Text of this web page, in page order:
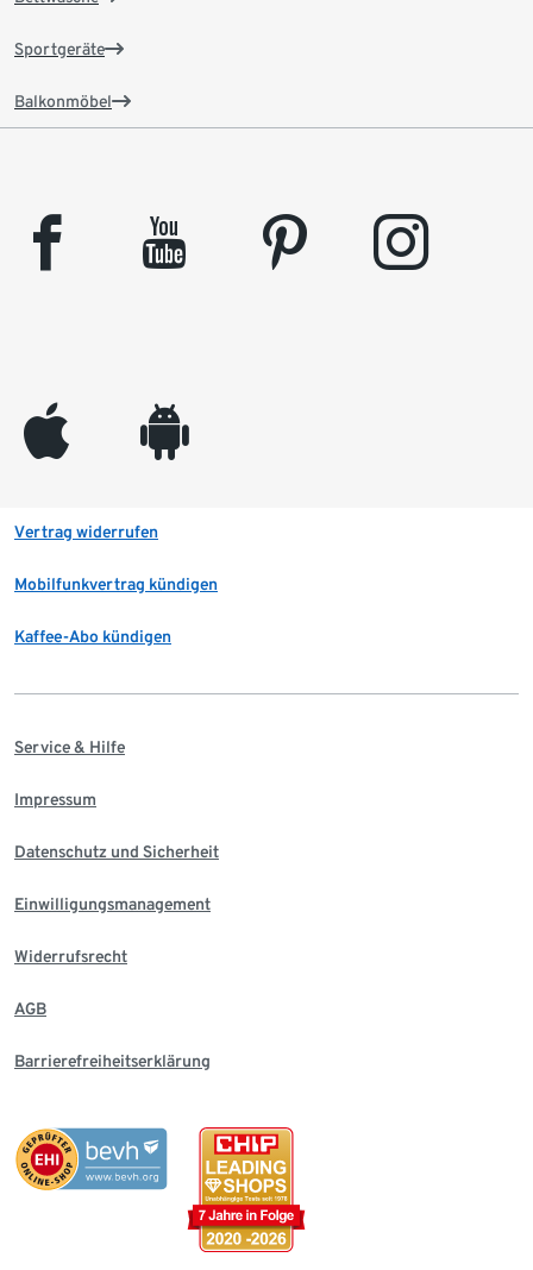
Sportgeräte
Balkonmöbel
facebook youtube pinterest instagram
appleinc android
Vertrag widerrufen
Mobilfunkvertrag kündigen
Kaffee-Abo kündigen
Service & Hilfe
Impressum
Datenschutz und Sicherheit
Einwilligungsmanagement
Widerrufsrecht
AGB
Barrierefreiheitserklärung